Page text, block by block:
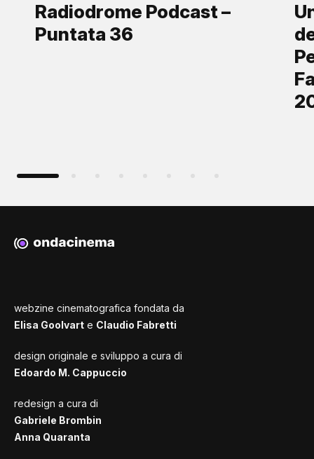
Radiodrome Podcast –
Puntata 36
webzine cinematografica fondata da
Elisa Goolvart e Claudio Fabretti
design originale e sviluppo a cura di
Edoardo M. Cappuccio
redesign a cura di
Gabriele Brombin
Anna Quaranta